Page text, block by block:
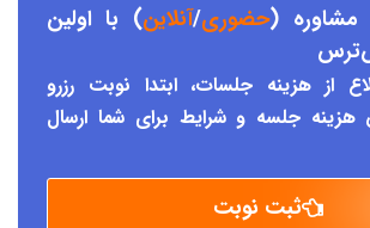
مشاوره (حضوری/آنلاین) با اولین
ترس
از هزینه جلسات، ابتدا نوبت رزرو
هزینه جلسه و شرایط برای شما ارسال
ثبت نوبت